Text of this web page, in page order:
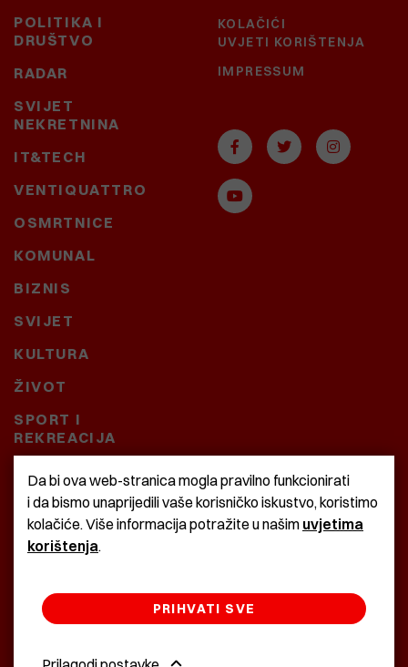
POLITIKA I
DRUŠTVO
RADAR
SVIJET
NEKRETNINA
IT&TECH
VENTIQUATTRO
OSMRTNICE
KOMUNAL
BIZNIS
SVIJET
KULTURA
ŽIVOT
SPORT I
REKREACIJA
CRNA KRONIKA
BAŠTARDINI I PRAVI
KRASNA ZEMLJA
KOLAČIĆI
UVJETI KORIŠTENJA
IMPRESSUM
Da bi ova web-stranica mogla pravilno funkcionirati
i da bismo unaprijedili vaše korisničko iskustvo, koristimo
kolačiće. Više informacija potražite u našim uvjetima
korištenja.
PRIHVATI SVE